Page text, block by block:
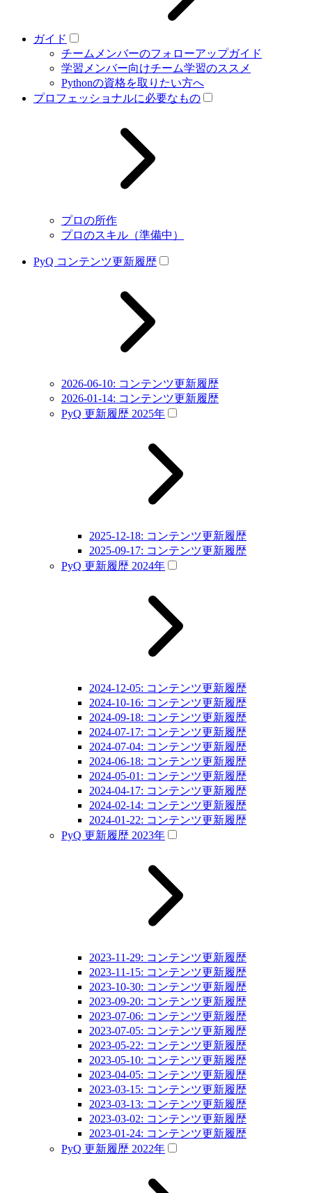
ガイド
チームメンバーのフォローアップガイド
学習メンバー向けチーム学習のススメ
Pythonの資格を取りたい方へ
プロフェッショナルに必要なもの
プロの所作
プロのスキル（準備中）
PyQ コンテンツ更新履歴
2026-06-10: コンテンツ更新履歴
2026-01-14: コンテンツ更新履歴
PyQ 更新履歴 2025年
2025-12-18: コンテンツ更新履歴
2025-09-17: コンテンツ更新履歴
PyQ 更新履歴 2024年
2024-12-05: コンテンツ更新履歴
2024-10-16: コンテンツ更新履歴
2024-09-18: コンテンツ更新履歴
2024-07-17: コンテンツ更新履歴
2024-07-04: コンテンツ更新履歴
2024-06-18: コンテンツ更新履歴
2024-05-01: コンテンツ更新履歴
2024-04-17: コンテンツ更新履歴
2024-02-14: コンテンツ更新履歴
2024-01-22: コンテンツ更新履歴
PyQ 更新履歴 2023年
2023-11-29: コンテンツ更新履歴
2023-11-15: コンテンツ更新履歴
2023-10-30: コンテンツ更新履歴
2023-09-20: コンテンツ更新履歴
2023-07-06: コンテンツ更新履歴
2023-07-05: コンテンツ更新履歴
2023-05-22: コンテンツ更新履歴
2023-05-10: コンテンツ更新履歴
2023-04-05: コンテンツ更新履歴
2023-03-15: コンテンツ更新履歴
2023-03-13: コンテンツ更新履歴
2023-03-02: コンテンツ更新履歴
2023-01-24: コンテンツ更新履歴
PyQ 更新履歴 2022年